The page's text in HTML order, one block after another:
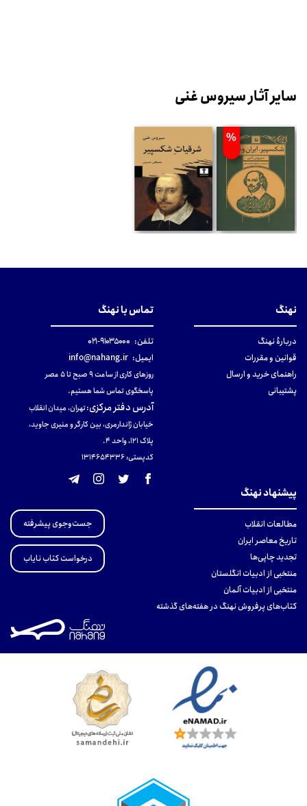
سایر آثار سیروس غنی
%
نهنگ
دربارهٔ نهنگ
قوانین و مقررات
راهنمای خرید و ارسال
پشتیبانی
تماس با نهنگ
تلفن: ۹۱۰۳۵۰۰۰-۰۲۱
ایمیل: info@nahang.ir
روزهای کاری از ساعت ۹ صبح تا ۵ عصر
پاسخگوی تماس شما هستیم.
آدرس دفتر مرکزی:تهران، میدان انقلاب
خیابان ژاندارمری، بین کارگر و منیری جاوید،
پلاک 121، واحد ۴.
کدپستی: 131465433۶
پیشنهاد نهنگ
مطالعات انقلاب
تاریخ معاصر ایران
تجدید چاپی‌ها
منتخبی از ادبیات انگلستان
منتخبی از ادبیات آلمان
کتاب‌های پرفروش نهنگ در هفته‌های گذشته
جست‌وجوی پیشرفته
درخواست کتاب نایاب